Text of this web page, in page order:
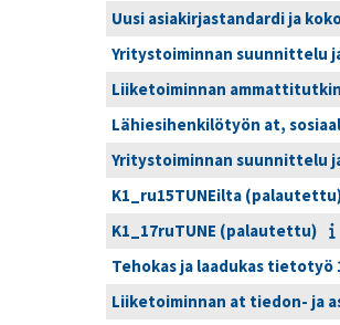
Uusi asiakirjastandardi ja
Yritystoiminnan suunnittelu
Liiketoiminnan
Lähiesihenkilötyön at,
Yritystoiminnan suunnittelu
K1_ru15TUNEilta
K1_17ruTUNE (palautettu)
Tehokas ja laadukas tietotyö
Liiketoiminnan at tiedon- ja